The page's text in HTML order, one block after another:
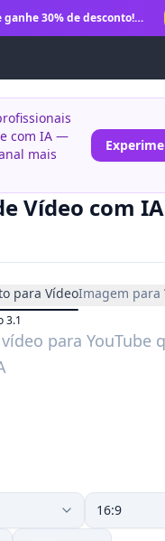
ganhe 30% de desconto!
com IA —
mais
Vídeo com
para VídeoImagem para
3.1